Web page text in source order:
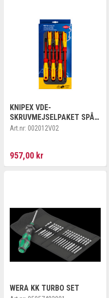
KNIPEX VDE-
SKRUVMEJSELPAKET SPÅR
/ PHILLIPS®
Art.nr: 002012V02
957,00 kr
WERA KK TURBO SET